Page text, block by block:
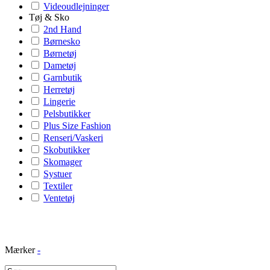
Videoudlejninger
Tøj & Sko
2nd Hand
Børnesko
Børnetøj
Dametøj
Garnbutik
Herretøj
Lingerie
Pelsbutikker
Plus Size Fashion
Renseri/Vaskeri
Skobutikker
Skomager
Systuer
Textiler
Ventetøj
Mærker -